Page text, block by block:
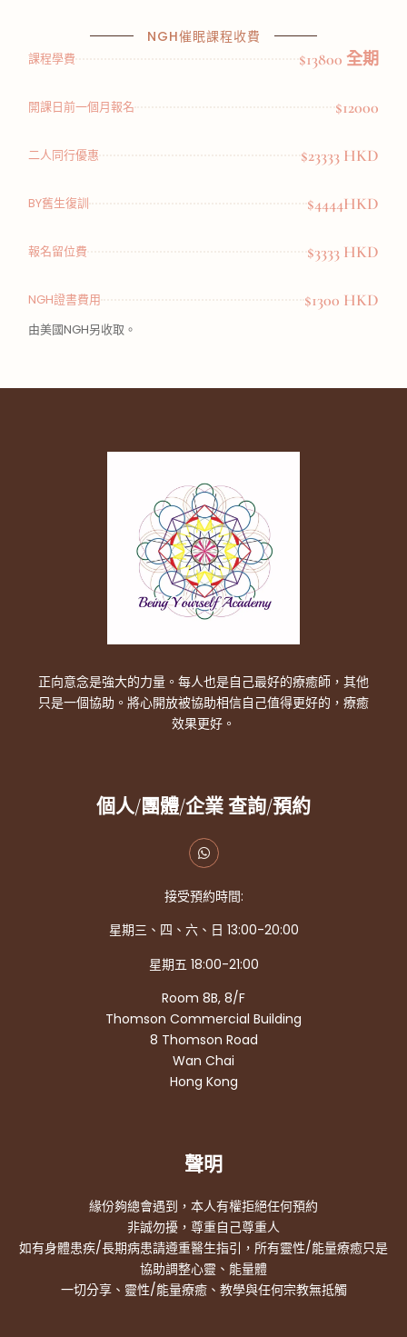
NGH催眠課程收費
課程學費 $13800 全期
開課日前一個月報名 $12000
二人同行優惠 $23333 HKD
BY舊生復訓 $4444HKD
報名留位費 $3333 HKD
NGH證書費用 $1300 HKD
由美國NGH另收取。
正向意念是強大的力量。每人也是自己最好的療癒師，其他
只是一個協助。將心開放被協助相信自己值得更好的，療癒
效果更好。
個人/團體/企業 查詢/預約
接受預約時間:
星期三、四、六、日 13:00-20:00
星期五 18:00-21:00
Room 8B, 8/F
Thomson Commercial Building
8 Thomson Road
Wan Chai
Hong Kong
聲明
緣份夠總會遇到，本人有權拒絕任何預約
非誠勿擾，尊重自己尊重人
如有身體患疾/長期病患請遵重醫生指引，所有靈性/能量療癒只是
協助調整心靈、能量體
一切分享、靈性/能量療癒、教學與任何宗教無抵觸